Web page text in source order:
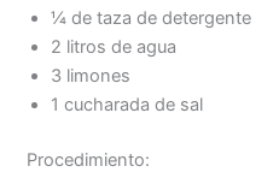
¼ de taza de detergente
2 litros de agua
3 limones
1 cucharada de sal
Procedimiento: